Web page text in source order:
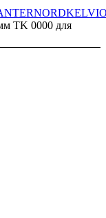
NORD
TK 0000 для